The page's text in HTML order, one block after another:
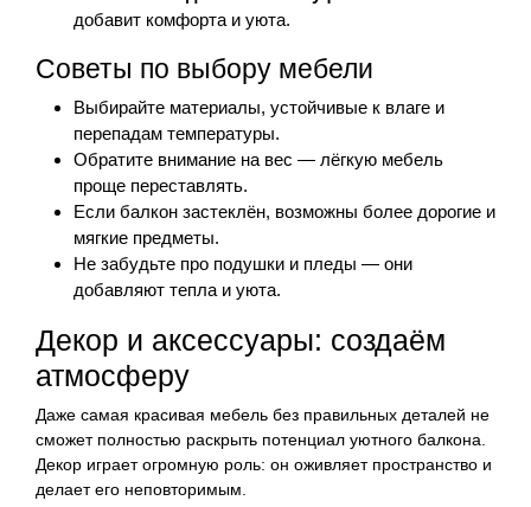
добавит комфорта и уюта.
Советы по выбору мебели
Выбирайте материалы, устойчивые к влаге и
перепадам температуры.
Обратите внимание на вес — лёгкую мебель
проще переставлять.
Если балкон застеклён, возможны более дорогие и
мягкие предметы.
Не забудьте про подушки и пледы — они
добавляют тепла и уюта.
Декор и аксессуары: создаём
атмосферу
Даже самая красивая мебель без правильных деталей не
сможет полностью раскрыть потенциал уютного балкона.
Декор играет огромную роль: он оживляет пространство и
делает его неповторимым.